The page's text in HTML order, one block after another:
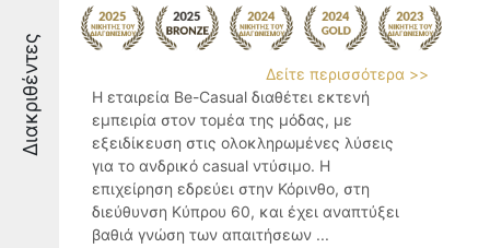
Διακριθέντες
Δείτε περισσότερα >>
Η εταιρεία Be-Casual διαθέτει εκτενή
εμπειρία στον τομέα της μόδας, με
εξειδίκευση στις ολοκληρωμένες λύσεις
για το ανδρικό casual ντύσιμο. Η
επιχείρηση εδρεύει στην Κόρινθο, στη
διεύθυνση Κύπρου 60, και έχει αναπτύξει
βαθιά γνώση των απαιτήσεων ...